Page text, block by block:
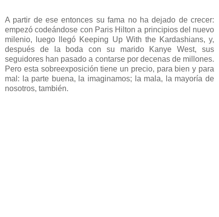
A partir de ese entonces su fama no ha dejado de crecer:
empezó codeándose con Paris Hilton a principios del nuevo
milenio, luego llegó Keeping Up With the Kardashians, y,
después de la boda con su marido Kanye West, sus
seguidores han pasado a contarse por decenas de millones.
Pero esta sobreexposición tiene un precio, para bien y para
mal: la parte buena, la imaginamos; la mala, la mayoría de
nosotros, también.